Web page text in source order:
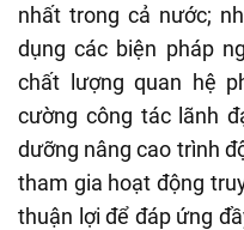
nhất trong cả nước;
dụng các biện pháp
chất lượng quan hệ
cường công tác lãnh
dưỡng nâng cao trình
tham gia hoạt động
thuận lợi để đáp ứng